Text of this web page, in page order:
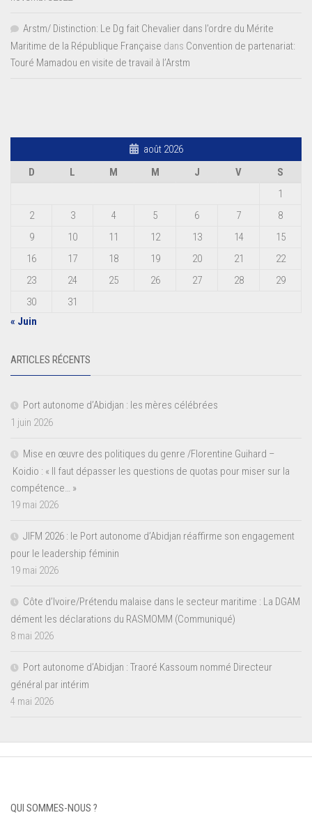
Arstm/ Distinction: Le Dg fait Chevalier dans l’ordre du Mérite
Maritime de la République Française dans Convention de partenariat:
Touré Mamadou en visite de travail à l’Arstm
août 2026
D
L M M J V
S
1
2
3 4 5 6 7
8
9
10 11 12 13 14
15
16
17 18 19 20 21
22
23
24 25 26 27 28
29
30
31
« Juin
ARTICLES RÉCENTS
Port autonome d’Abidjan : les mères célébrées
1 juin 2026
Mise en œuvre des politiques du genre /Florentine Guihard –
Koidio : « Il faut dépasser les questions de quotas pour miser sur la
compétence… »
19 mai 2026
JIFM 2026 : le Port autonome d’Abidjan réaffirme son engagement
pour le leadership féminin
19 mai 2026
Côte d’Ivoire/Prétendu malaise dans le secteur maritime : La DGAM
dément les déclarations du RASMOMM (Communiqué)
8 mai 2026
Port autonome d’Abidjan : Traoré Kassoum nommé Directeur
général par intérim
4 mai 2026
QUI SOMMES-NOUS ?